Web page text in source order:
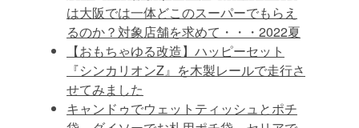
は大阪では一体どこのスーパーでもらえ
るのか？対象店舗を求めて・・・2022夏
【おもちゃゆる改造】ハッピーセット
『シンカリオンZ』を木製レールで走行さ
せてみました
キャンドゥでウェットティッシュとポチ